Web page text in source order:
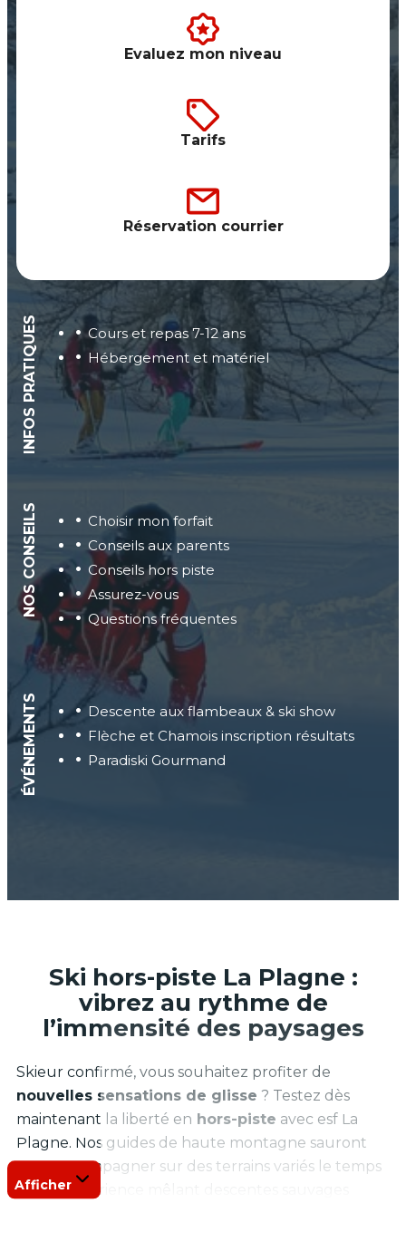
Evaluez mon niveau
Tarifs
Réservation courrier
INFOS PRATIQUES
Cours et repas 7-12 ans
Hébergement et matériel
NOS CONSEILS
Choisir mon forfait
Conseils aux parents
Conseils hors piste
Assurez-vous
Questions fréquentes
ÉVÉNEMENTS
Descente aux flambeaux & ski show
Flèche et Chamois inscription résultats
Paradiski Gourmand
Ski hors-piste La Plagne :
vibrez au rythme de
l’immensité des paysages
Skieur confirmé, vous souhaitez profiter de
nouvelles sensations de glisse ? Testez dès
maintenant la liberté en hors-piste avec esf La
Plagne. Nos guides de haute montagne sauront
vous accompagner sur des terrains variés le temps
d’une expérience mêlant descentes sauvages
Afficher